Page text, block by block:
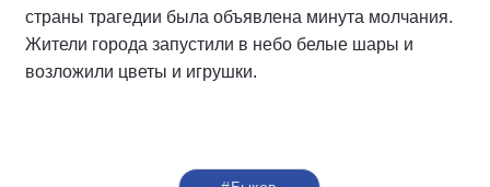
страны трагедии была объявлена минута молчания.
Жители города запустили в небо белые шары и
возложили цветы и игрушки.